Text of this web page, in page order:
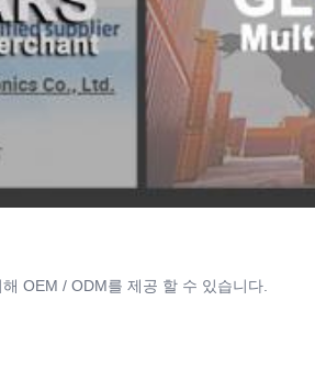
OEM / ODM를 제공 할 수 있습니다.